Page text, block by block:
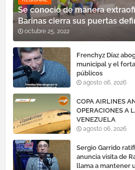
Se conoció de manera
Barinas cierra sus puertas
octubre 25, 2022
Frenchyz Díaz
municipal y el
públicos
agosto 06, 2026
COPA AIRLINES
OPERACIONES A LA ISLA DE MARGARITA,
VENEZUELA
agosto 06, 2026
Sergio Garrido
anuncia visita de
llama a mantener